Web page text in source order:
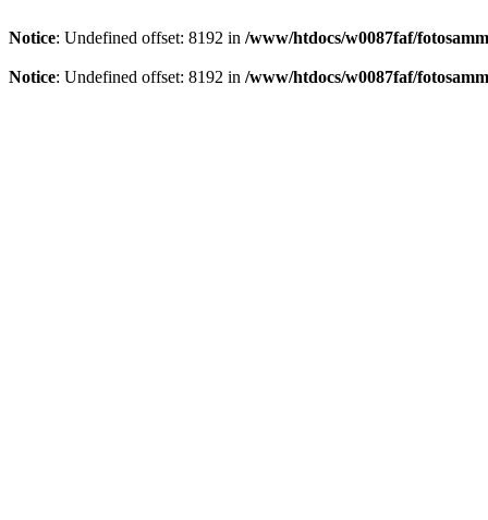
Notice: Undefined offset: 8192 in /www/htdocs/w0087faf/
Notice: Undefined offset: 8192 in /www/htdocs/w0087faf/